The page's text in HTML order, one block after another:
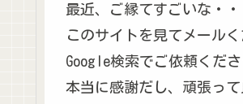
最近、ご縁てすごいな・・
このサイトを見てメールく
Google検索でご依頼くださ
本当に感謝だし、頑張っ